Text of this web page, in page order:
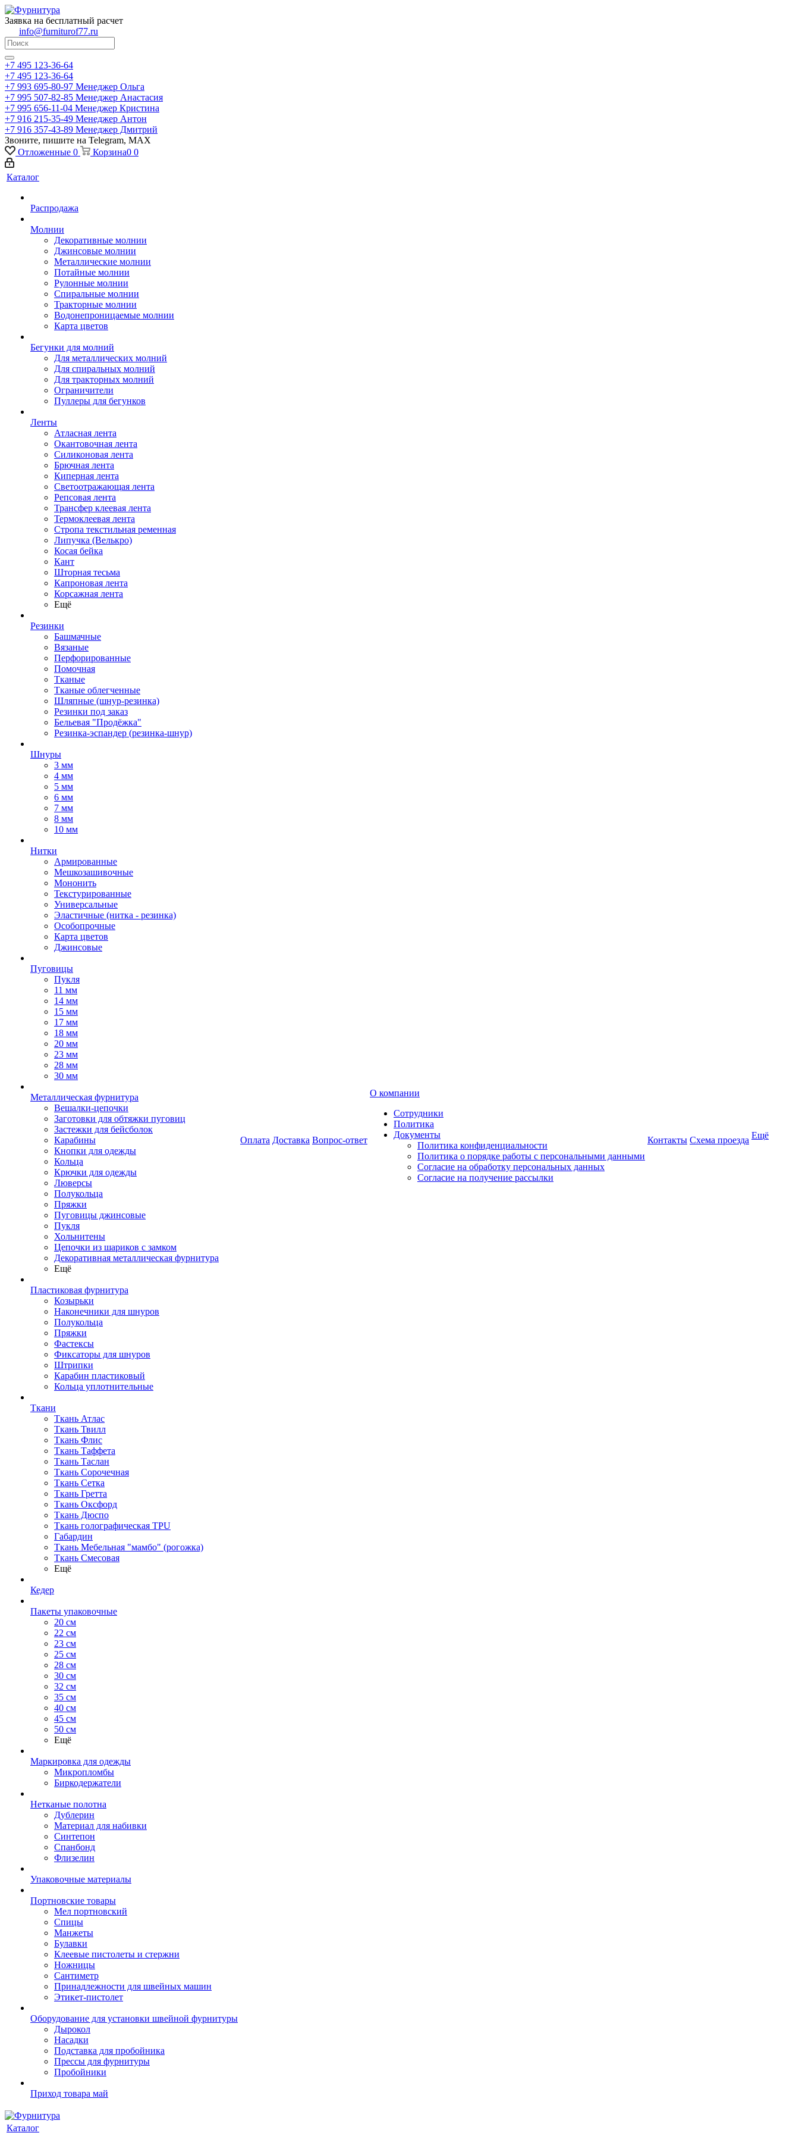
Заявка на бесплатный расчет
info@furniturof77.ru
+7 495 123-36-64
+7 495 123-36-64
+7 993 695-80-97 Менеджер Ольга
+7 995 507-82-85 Менеджер Анастасия
+7 995 656-11-04 Менеджер Кристина
+7 916 215-35-49 Менеджер Антон
+7 916 357-43-89 Менеджер Дмитрий
Звоните, пишите на Telegram, MAX
Отложенные 0 Корзина0 0
Каталог
Распродажа
Молнии
Декоративные молнии
Джинсовые молнии
Металлические молнии
Потайные молнии
Рулонные молнии
Спиральные молнии
Тракторные молнии
Водонепроницаемые молнии
Карта цветов
Бегунки для молний
Для металлических молний
Для спиральных молний
Для тракторных молний
Ограничители
Пуллеры для бегунков
Ленты
Атласная лента
Окантовочная лента
Силиконовая лента
Брючная лента
Киперная лента
Светоотражающая лента
Репсовая лента
Трансфер клеевая лента
Термоклеевая лента
Стропа текстильная ременная
Липучка (Велькро)
Косая бейка
Кант
Шторная тесьма
Капроновая лента
Корсажная лента
Ещё
Резинки
Башмачные
Вязаные
Перфорированные
Помочная
Тканые
Тканые облегченные
Шляпные (шнур-резинка)
Резинки под заказ
Бельевая "Продёжка"
Резинка-эспандер (резинка-шнур)
Шнуры
3 мм
4 мм
5 мм
6 мм
7 мм
8 мм
10 мм
Нитки
Армированные
Мешкозашивочные
Мононить
Текстурированные
Универсальные
Эластичные (нитка - резинка)
Особопрочные
Карта цветов
Джинсовые
Пуговицы
Пукля
11 мм
14 мм
15 мм
17 мм
18 мм
20 мм
23 мм
28 мм
30 мм
Металлическая фурнитура
Вешалки-цепочки
Заготовки для обтяжки пуговиц
Застежки для бейсболок
Карабины
Кнопки для одежды
Кольца
Крючки для одежды
Люверсы
Полукольца
Пряжки
Пуговицы джинсовые
Пукля
Хольнитены
Цепочки из шариков с замком
Декоративная металлическая фурнитура
Ещё
Пластиковая фурнитура
Козырьки
Наконечники для шнуров
Полукольца
Пряжки
Фастексы
Фиксаторы для шнуров
Штрипки
Карабин пластиковый
Кольца уплотнительные
Ткани
Ткань Атлас
Ткань Твилл
Ткань Флис
Ткань Таффета
Ткань Таслан
Ткань Сорочечная
Ткань Сетка
Ткань Гретта
Ткань Оксфорд
Ткань Дюспо
Ткань голографическая TPU
Габардин
Ткань Мебельная "мамбо" (рогожка)
Ткань Смесовая
Ещё
Кедер
Пакеты упаковочные
20 см
22 см
23 см
25 см
28 см
30 см
32 см
35 см
40 см
45 см
50 см
Ещё
Маркировка для одежды
Микропломбы
Биркодержатели
Нетканые полотна
Дублерин
Материал для набивки
Синтепон
Спанбонд
Флизелин
Упаковочные материалы
Портновские товары
Мел портновский
Спицы
Манжеты
Булавки
Клеевые пистолеты и стержни
Ножницы
Сантиметр
Принадлежности для швейных машин
Этикет-пистолет
Оборудование для установки швейной фурнитуры
Дырокол
Насадки
Подставка для пробойника
Прессы для фурнитуры
Пробойники
Приход товара май
Оплата Доставка Вопрос-ответ
О компании
Сотрудники
Политика
Документы
Политика конфиденциальности
Политика о порядке работы с персональными данными
Согласие на обработку персональных данных
Согласие на получение рассылки
Контакты Схема проезда Ещё
Каталог